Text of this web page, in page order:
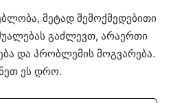
მეტად შემოქმედებითი
გაძლევთ, არაერთი
და პრობლემის მოგვარება.
ეს დრო.